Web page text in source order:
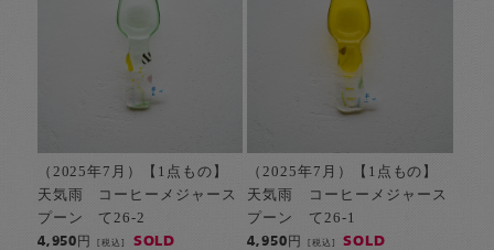
（2025年7月）【1点もの】
天気雨 コーヒーメジャース
プーン て26-2
4,950円[税込] SOLD
（2025年7月）【1点もの】
天気雨 コーヒーメジャース
プーン て26-1
4,950円 [税込] SOLD